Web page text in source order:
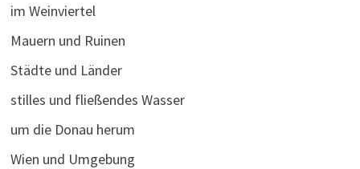
im Weinviertel
Mauern und Ruinen
Städte und Länder
stilles und fließendes Wasser
um die Donau herum
Wien und Umgebung